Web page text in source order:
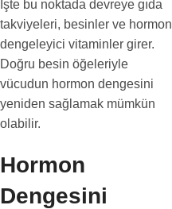
İşte bu noktada devreye gıda
takviyeleri, besinler ve hormon
dengeleyici vitaminler girer.
Doğru besin öğeleriyle
vücudun hormon dengesini
yeniden sağlamak mümkün
olabilir.
Hormon
Dengesini